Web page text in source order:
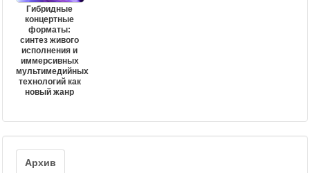
Гибридные
концертные
форматы:
синтез живого
исполнения и
иммерсивных
мультимедийных
технологий как
новый жанр
Архив